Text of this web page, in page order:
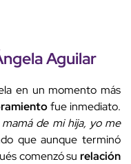
Aguilar
en un momento más
fue inmediato.
de mi hija, yo me
que aunque terminó
comenzó surelación